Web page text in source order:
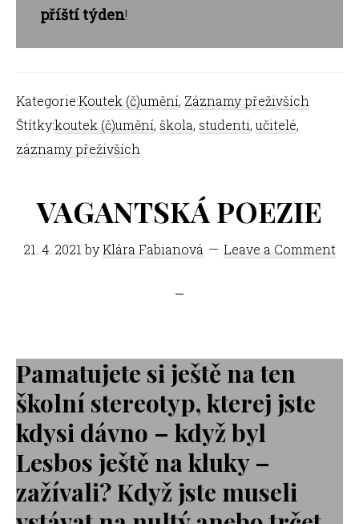
příští týden!
Kategorie:Koutek (č)umění, Záznamy přeživších
Štítky:koutek (č)umění, škola, studenti, učitelé,
záznamy přeživších
VAGANTSKÁ POEZIE
21. 4. 2021 byKlára Fabianová Leave a Comment
Pamatujete si ještě na ten
školní stereotyp, kterej jste
kdysi dávno – když byl
Lesbos ještě na kluky –
zažívali? Když jste museli